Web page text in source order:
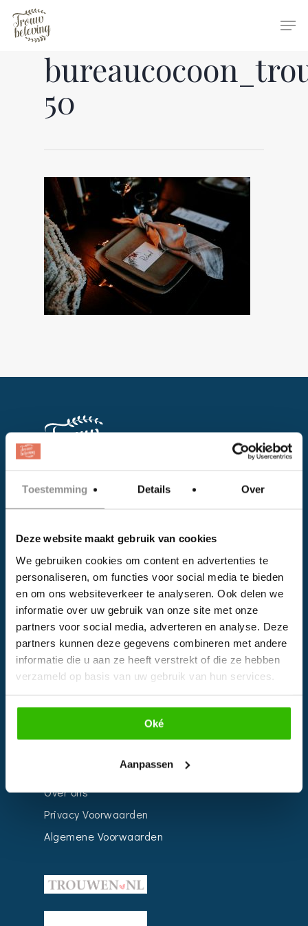
Toestemming Details Over
Deze website maakt gebruik van cookies
We gebruiken cookies om content en advertenties te
personaliseren, om functies voor social media te bieden
en om ons websiteverkeer te analyseren. Ook delen we
informatie over uw gebruik van onze site met onze
partners voor social media, adverteren en analyse. Deze
partners kunnen deze gegevens combineren met andere
informatie die u aan ze heeft verstrekt of die ze hebben
verzameld op basis van uw gebruik van hun services.
Oké
Aanpassen
Hit enter to search or ESC to close
50
EVENTS
Kalender
Bedrijven
Impressie
Weddingplanner
Over ons
Privacy Voorwaarden
Algemene Voorwaarden